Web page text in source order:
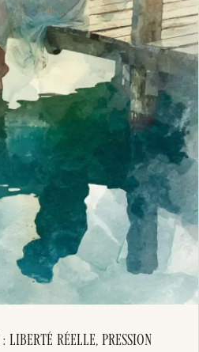
: liberté réelle, pression